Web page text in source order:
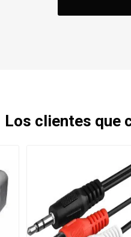
Los clientes que